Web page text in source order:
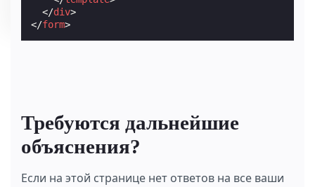
</div>
</form>
Требуются дальнейшие
объяснения?
Если на этой странице нет ответов на все ваши